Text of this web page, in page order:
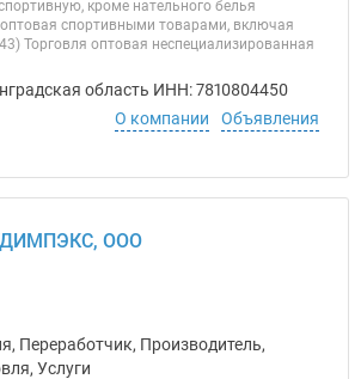
кроме нательного белья
оптовая спортивными товарами, включая
Торговля оптовая неспециализированная
область ИНН: 7810804450
О компании
Объявления
ООО
Переработчик, Производитель,
Услуги